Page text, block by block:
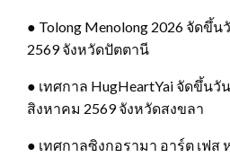
● Tolong Menolong 2026 จัดขึ้
2569 จังหวัดปัตตานี
● เทศกาล HugHeartYai จัดขึ้นวั
สิงหาคม 2569 จังหวัดสงขลา
● เทศกาลซิงกอรามา อาร์ต เฟส